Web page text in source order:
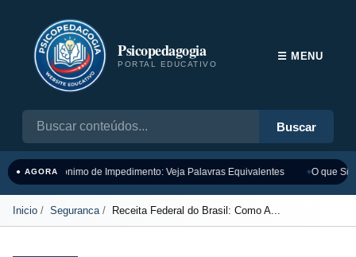
Psicopedagogia
PORTAL EDUCATIVO
Buscar
☰ MENU
● AGORASinônimo de Impedimento: Veja Palavras Equivalentes O que
Inicio Seguranca Receita Federal do Brasil: Como A...